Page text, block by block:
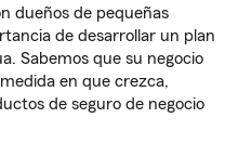
dueños de pequeñas
de desarrollar un plan
Sabemos que su negocio
en que crezca,
de seguro de negocio